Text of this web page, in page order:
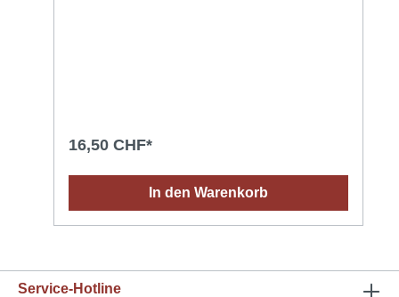
16,50 CHF*
In den Warenkorb
Service-Hotline